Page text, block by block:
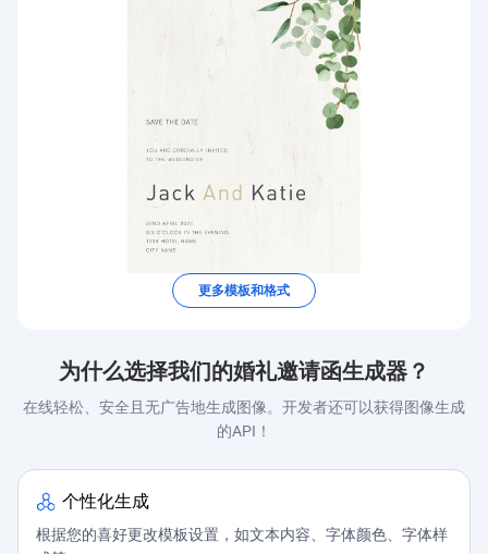
invite-time
invite-city
更多模板和格式
为什么选择我们的婚礼邀请函生成器？
在线轻松、安全且无广告地生成图像。开发者还可以获得图像生成
的API！
个性化生成
根据您的喜好更改模板设置，如文本内容、字体颜色、字体样